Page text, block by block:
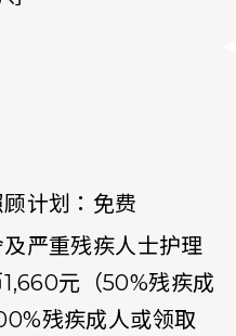
计划：免费
严重残疾人士护理
元（50%残疾成
残疾成人或领取